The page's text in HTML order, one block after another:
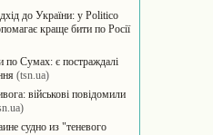
до України: у Politico
краще бити по Росії
Сумах: є постраждалі
(tsn.ua)
військові повідомили
судно из "теневого